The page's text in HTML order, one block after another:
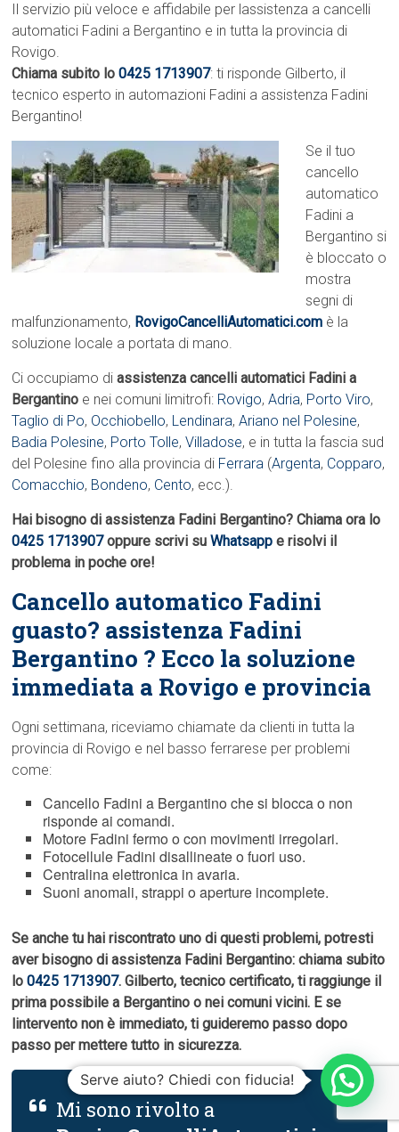
Il servizio più veloce e affidabile per lassistenza a cancelli
automatici Fadini a Bergantino e in tutta la provincia di
Rovigo.
Chiama subito lo0425 1713907: ti risponde Gilberto, il
tecnico esperto in automazioni Fadini a assistenza Fadini
Bergantino!
Se il tuo
cancello
automatico
Fadini a
Bergantino si
è bloccato o
mostra
segni di
malfunzionamento, RovigoCancelliAutomatici.com è la
soluzione locale a portata di mano.
Ci occupiamo diassistenza cancelli automatici Fadini a
Bergantino e nei comuni limitrofi: Rovigo,Adria, Porto Viro,
Taglio di Po, Occhiobello, Lendinara,Ariano nel Polesine,
Badia Polesine, Porto Tolle,Villadose, e in tutta la fascia sud
del Polesine fino alla provincia di Ferrara (Argenta, Copparo,
Comacchio, Bondeno, Cento, ecc.).
Hai bisogno di assistenza Fadini Bergantino? Chiama ora lo
0425 1713907oppure scrivi suWhatsapp e risolvi il
problema in poche ore!
Cancello automatico Fadini
guasto? assistenza Fadini
Bergantino ? Ecco la soluzione
immediata a Rovigo e provincia
Ogni settimana, riceviamo chiamate da clienti in tutta la
provincia di Rovigo e nel basso ferrarese per problemi
come:
Cancello Fadini a Bergantino che si blocca o non
risponde ai comandi.
Motore Fadini fermo o con movimenti irregolari.
Fotocellule Fadini disallineate o fuori uso.
Centralina elettronica in avaria.
Suoni anomali, strappi o aperture incomplete.
Se anche tu hai riscontrato uno di questi problemi, potresti
aver bisogno di assistenza Fadini Bergantino: chiama subito
lo0425 1713907. Gilberto, tecnico certificato, ti raggiunge il
prima possibile a Bergantino o nei comuni vicini. E se
lintervento non è immediato, ti guideremo passo dopo
passo per mettere tutto in sicurezza.
Mi sono rivolto a
Serve aiuto? Chiedi con fiducia!